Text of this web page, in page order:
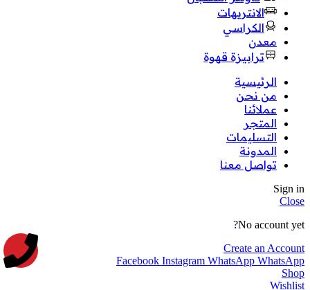
الانتريهات
الكراسي
معدن
ترابيزة قهوة
الرئيسية
من نحن
عملائنا
المتجر
التسليمات
المدونة
تواصل معنا
Sign in
Close
No account yet?
Create an Account
Facebook Instagram WhatsApp WhatsApp
Shop
Wishlist